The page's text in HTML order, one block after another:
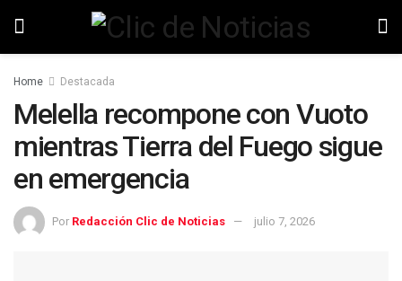
Home Destacada
Melella recompone con Vuoto
mientras Tierra del Fuego sigue
en emergencia
Por Redacción Clic de Noticias julio 7, 2026